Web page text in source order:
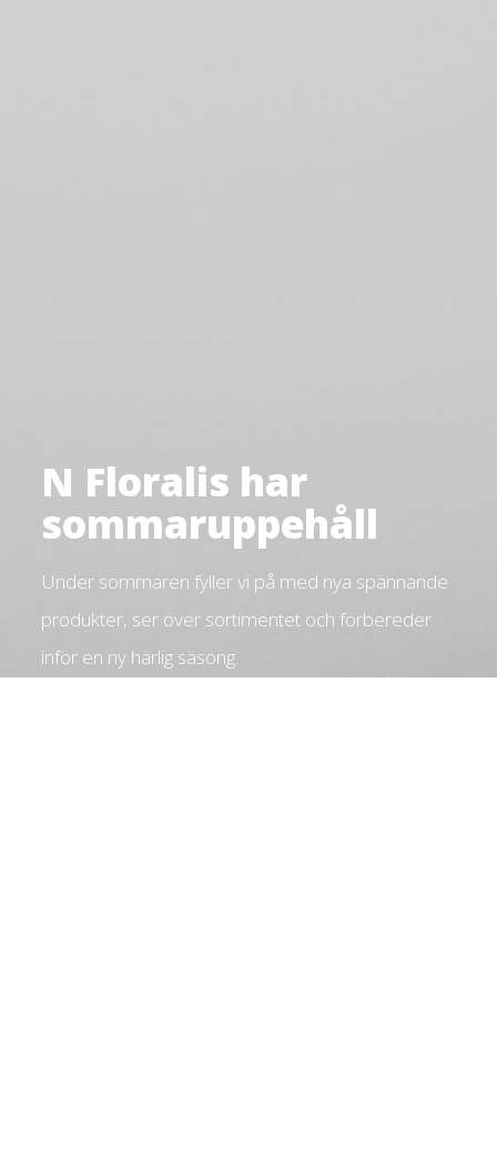
N Floralis har
sommaruppehåll
Under sommaren fyller vi på med nya spännande
produkter, ser över sortimentet och förbereder
inför en ny härlig säsong.